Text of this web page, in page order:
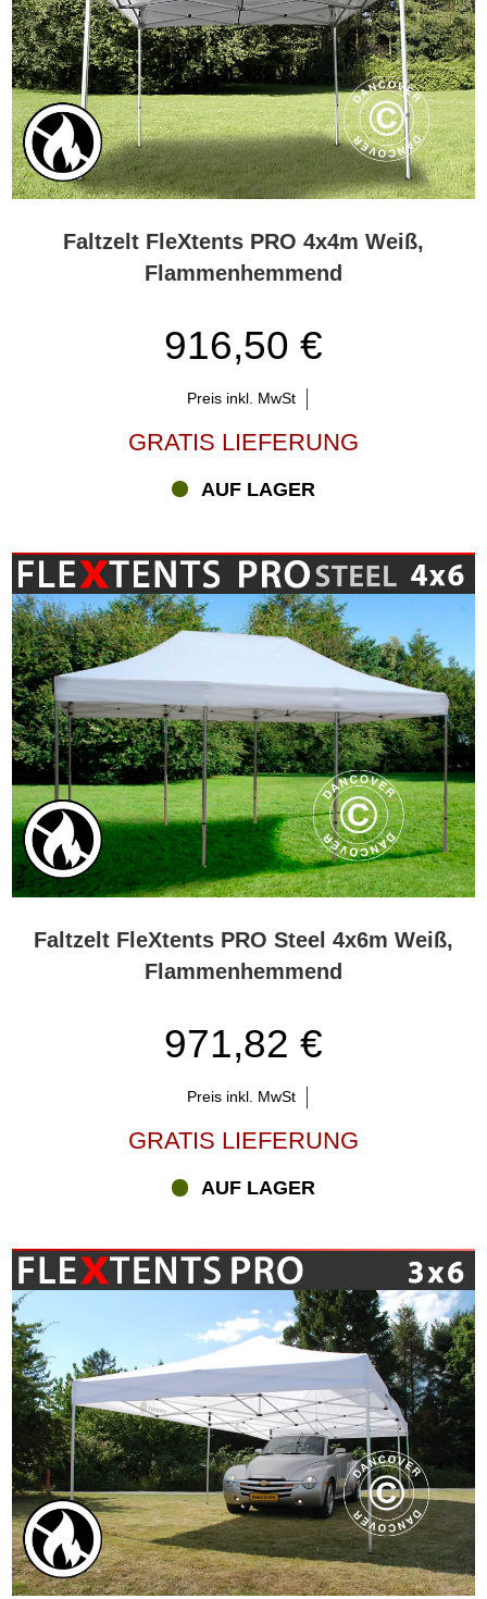
Faltzelt FleXtents PRO 4x4m Weiß,
Flammenhemmend
916,50 €
Preis inkl. MwSt
GRATIS LIEFERUNG
AUF LAGER
Faltzelt FleXtents PRO Steel 4x6m Weiß,
Flammenhemmend
971,82 €
Preis inkl. MwSt
GRATIS LIEFERUNG
AUF LAGER